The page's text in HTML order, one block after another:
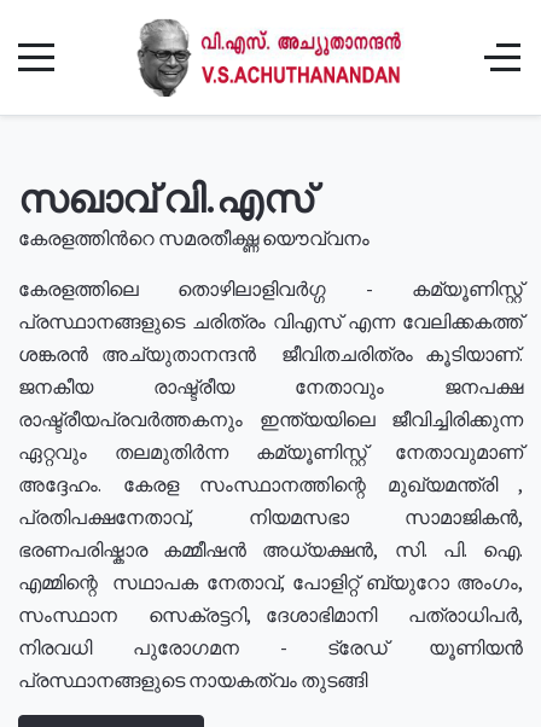
സഖാവ് വി.എസ്
കേരളത്തിൻറെ സമരതീക്ഷ്ണ യൌവ്വനം
കേരളത്തിലെ തൊഴിലാളിവർഗ്ഗ - കമ്യൂണിസ്റ്റ്
പ്രസ്ഥാനങ്ങളുടെ ചരിത്രം വിഎസ് എന്ന വേലിക്കകത്ത്
ശങ്കരൻ അച്യുതാനന്ദൻ ജീവിതചരിത്രം കൂടിയാണ്.
ജനകീയ രാഷ്ട്രീയ നേതാവും ജനപക്ഷ
രാഷ്ട്രീയപ്രവർത്തകനും ഇന്ത്യയിലെ ജീവിച്ചിരിക്കുന്ന
ഏറ്റവും തലമുതിർന്ന കമ്യൂണിസ്റ്റ് നേതാവുമാണ്
അദ്ദേഹം. കേരള സംസ്ഥാനത്തിന്റെ മുഖ്യമന്ത്രി ,
പ്രതിപക്ഷനേതാവ്, നിയമസഭാ സാമാജികൻ,
ഭരണപരിഷ്കാര കമ്മീഷൻ അധ്യക്ഷൻ, സി. പി. ഐ.
എമ്മിന്റെ സഥാപക നേതാവ്, പോളിറ്റ് ബ്യുറോ അംഗം,
സംസ്ഥാന സെക്രട്ടറി, ദേശാഭിമാനി പത്രാധിപർ,
നിരവധി പുരോഗമന - ട്രേഡ് യൂണിയൻ
പ്രസ്ഥാനങ്ങളുടെ നായകത്വം തുടങ്ങി